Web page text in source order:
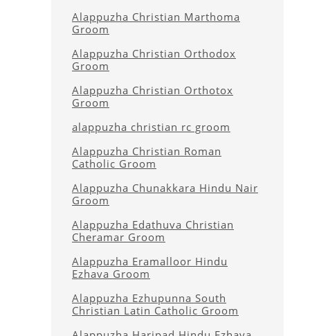
Alappuzha Christian Marthoma
Groom
Alappuzha Christian Orthodox
Groom
Alappuzha Christian Orthotox
Groom
alappuzha christian rc groom
Alappuzha Christian Roman
Catholic Groom
Alappuzha Chunakkara Hindu Nair
Groom
Alappuzha Edathuva Christian
Cheramar Groom
Alappuzha Eramalloor Hindu
Ezhava Groom
Alappuzha Ezhupunna South
Christian Latin Catholic Groom